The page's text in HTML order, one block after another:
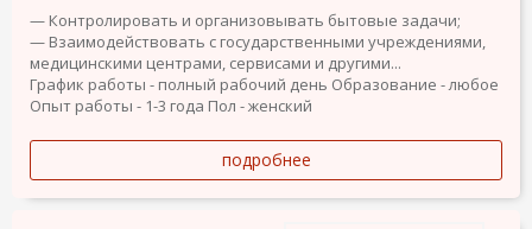
— Контролировать и организовывать бытовые задачи;
— Взаимодействовать с государственными учреждениями,
медицинскими центрами, сервисами и другими...
График работы - полный рабочий день Образование - любое
Опыт работы - 1-3 года Пол - женский
подробнее